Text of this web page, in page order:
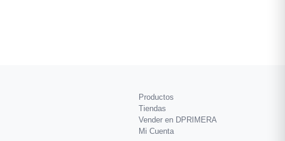
Productos
Tiendas
Vender en DPRIMERA
Mi Cuenta